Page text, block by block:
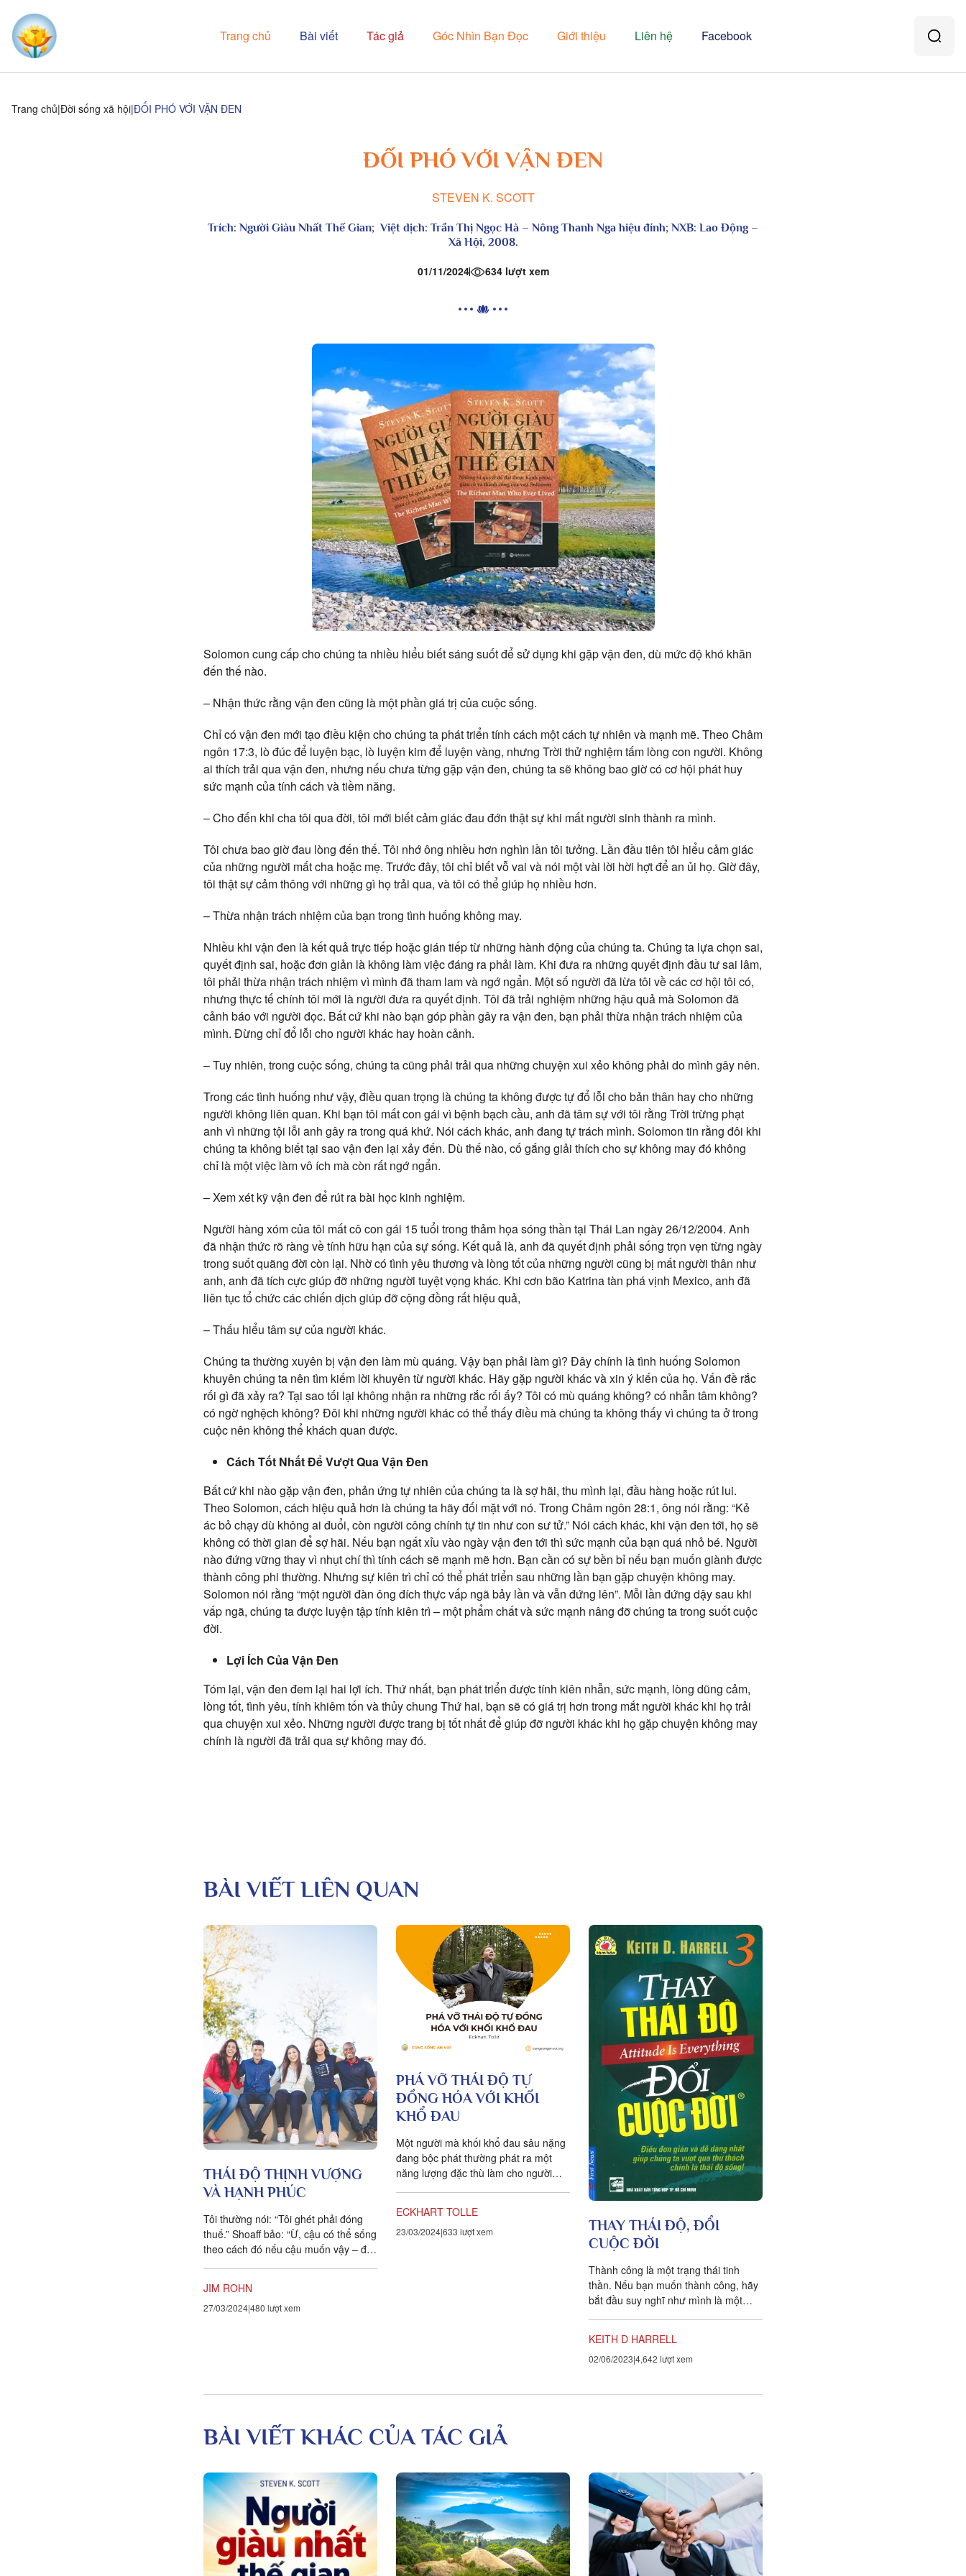
Trang chủ Bài viết Tác giả Góc Nhìn Bạn Đọc Giới thiệu Liên hệ Facebook
Trang chủ Đời sống xã hội ĐỐI PHÓ VỚI VẬN ĐEN
ĐỐI PHÓ VỚI VẬN ĐEN
STEVEN K. SCOTT
Trích: Người Giàu Nhất Thế Gian; Việt dịch: Trần Thị Ngọc Hà – Nông Thanh Nga hiệu đính; NXB: Lao Động –
Xã Hội, 2008.
01/11/2024 634 lượt xem
Solomon cung cấp cho chúng ta nhiều hiểu biết sáng suốt để sử dụng khi gặp vận đen, dù mức độ khó khăn
đến thế nào.
– Nhận thức rằng vận đen cũng là một phần giá trị của cuộc sống.
Chỉ có vận đen mới tạo điều kiện cho chúng ta phát triển tính cách một cách tự nhiên và mạnh mẽ. Theo Châm
ngôn 17:3, lò đúc để luyện bạc, lò luyện kim để luyện vàng, nhưng Trời thử nghiệm tấm lòng con người. Không
ai thích trải qua vận đen, nhưng nếu chưa từng gặp vận đen, chúng ta sẽ không bao giờ có cơ hội phát huy
sức mạnh của tính cách và tiềm năng.
– Cho đến khi cha tôi qua đời, tôi mới biết cảm giác đau đớn thật sự khi mất người sinh thành ra mình.
Tôi chưa bao giờ đau lòng đến thế. Tôi nhớ ông nhiều hơn nghìn lần tôi tưởng. Lần đầu tiên tôi hiểu cảm giác
của những người mất cha hoặc mẹ. Trước đây, tôi chỉ biết vỗ vai và nói một vài lời hời hợt để an ủi họ. Giờ đây,
tôi thật sự cảm thông với những gì họ trải qua, và tôi có thể giúp họ nhiều hơn.
– Thừa nhận trách nhiệm của bạn trong tình huống không may.
Nhiều khi vận đen là kết quả trực tiếp hoặc gián tiếp từ những hành động của chúng ta. Chúng ta lựa chọn sai,
quyết định sai, hoặc đơn giản là không làm việc đáng ra phải làm. Khi đưa ra những quyết định đầu tư sai lâm,
tôi phải thừa nhận trách nhiệm vì mình đã tham lam và ngớ ngẩn. Một số người đã lừa tôi về các cơ hội tôi có,
nhưng thực tế chính tôi mới là người đưa ra quyết định. Tôi đã trải nghiệm những hậu quả mà Solomon đã
cảnh báo với người đọc. Bất cứ khi nào bạn góp phần gây ra vận đen, bạn phải thừa nhận trách nhiệm của
mình. Đừng chỉ đổ lỗi cho người khác hay hoàn cảnh.
– Tuy nhiên, trong cuộc sống, chúng ta cũng phải trải qua những chuyện xui xẻo không phải do mình gây nên.
Trong các tình huống như vậy, điều quan trọng là chúng ta không được tự đổ lỗi cho bản thân hay cho những
người không liên quan. Khi bạn tôi mất con gái vì bệnh bạch cầu, anh đã tâm sự với tôi rằng Trời trừng phạt
anh vì những tội lỗi anh gây ra trong quá khứ. Nói cách khác, anh đang tự trách mình. Solomon tin rằng đôi khi
chúng ta không biết tại sao vận đen lại xảy đến. Dù thế nào, cố gắng giải thích cho sự không may đó không
chỉ là một việc làm vô ích mà còn rất ngớ ngẩn.
– Xem xét kỹ vận đen để rút ra bài học kinh nghiệm.
Người hàng xóm của tôi mất cô con gái 15 tuổi trong thảm họa sóng thần tại Thái Lan ngày 26/12/2004. Anh
đã nhận thức rõ ràng về tính hữu hạn của sự sống. Kết quả là, anh đã quyết định phải sống trọn vẹn từng ngày
trong suốt quãng đời còn lại. Nhờ có tình yêu thương và lòng tốt của những người cũng bị mất người thân như
anh, anh đã tích cực giúp đỡ những người tuyệt vọng khác. Khi cơn bão Katrina tàn phá vịnh Mexico, anh đã
liên tục tổ chức các chiến dịch giúp đỡ cộng đồng rất hiệu quả,
– Thấu hiểu tâm sự của người khác.
Chúng ta thường xuyên bị vận đen làm mù quáng. Vậy bạn phải làm gì? Đây chính là tình huống Solomon
khuyên chúng ta nên tìm kiếm lời khuyên từ người khác. Hãy gặp người khác và xin ý kiến của họ. Vấn đề rắc
rối gì đã xảy ra? Tại sao tối lại không nhận ra những rắc rối ấy? Tôi có mù quáng không? có nhẫn tâm không?
có ngờ nghệch không? Đôi khi những người khác có thể thấy điều mà chúng ta không thấy vì chúng ta ở trong
cuộc nên không thể khách quan được.
Cách Tốt Nhất Để Vượt Qua Vận Đen
Bất cứ khi nào gặp vận đen, phản ứng tự nhiên của chúng ta là sợ hãi, thu mình lại, đầu hàng hoặc rút lui.
Theo Solomon, cách hiệu quả hơn là chúng ta hãy đối mặt với nó. Trong Châm ngôn 28:1, ông nói rằng: “Kẻ
ác bỏ chạy dù không ai đuổi, còn người công chính tự tin như con sư tử.” Nói cách khác, khi vận đen tới, họ sẽ
không có thời gian để sợ hãi. Nếu bạn ngất xỉu vào ngày vận đen tới thì sức mạnh của bạn quá nhỏ bé. Người
nào đứng vững thay vì nhụt chí thì tính cách sẽ mạnh mẽ hơn. Bạn cần có sự bền bỉ nếu bạn muốn giành được
thành công phi thường. Nhưng sự kiên trì chỉ có thể phát triển sau những lần bạn gặp chuyện không may.
Solomon nói rằng “một người đàn ông đích thực vấp ngã bảy lần và vẫn đứng lên”. Mỗi lần đứng dậy sau khi
vấp ngã, chúng ta được luyện tập tính kiên trì – một phẩm chất và sức mạnh nâng đỡ chúng ta trong suốt cuộc
đời.
Lợi Ích Của Vận Đen
Tóm lại, vận đen đem lại hai lợi ích. Thứ nhất, bạn phát triển được tính kiên nhẫn, sức mạnh, lòng dũng cảm,
lòng tốt, tình yêu, tính khiêm tốn và thủy chung Thứ hai, bạn sẽ có giá trị hơn trong mắt người khác khi họ trải
qua chuyện xui xẻo. Những người được trang bị tốt nhất để giúp đỡ người khác khi họ gặp chuyện không may
chính là người đã trải qua sự không may đó.
BÀI VIẾT LIÊN QUAN
THÁI ĐỘ THỊNH VƯỢNG
VÀ HẠNH PHÚC
Tôi thường nói: “Tôi ghét phải đóng
thuế.” Shoaff bảo: “Ừ, cậu có thể sống
theo cách đó nếu cậu muốn vậy – đó
JIM ROHN
27/03/2024480 lượt xem
PHÁ VỠ THÁI ĐỘ TỰ
ĐỒNG HÓA VỚI KHỐI
KHỔ ĐAU
Một người mà khối khổ đau sâu nặng
đang bộc phát thường phát ra một
năng lượng đặc thù làm cho người
ECKHART TOLLE
23/03/2024633 lượt xem
THAY THÁI ĐỘ, ĐỔI
CUỘC ĐỜI
Thành công là một trạng thái tinh
thần. Nếu bạn muốn thành công, hãy
bắt đầu suy nghĩ như mình là một
KEITH D HARRELL
02/06/2023 4,642 lượt xem
BÀI VIẾT KHÁC CỦA TÁC GIẢ